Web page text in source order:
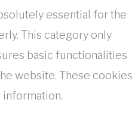
essential for the
This category only
basic functionalities
website. These cookies
information.